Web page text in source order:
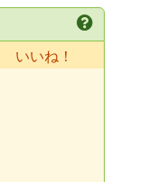
いいね！